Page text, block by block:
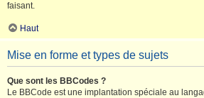
faisant.
Haut
Mise en forme et types de sujets
Que sont les BBCodes ?
Le BBCode est une implantation spéciale au